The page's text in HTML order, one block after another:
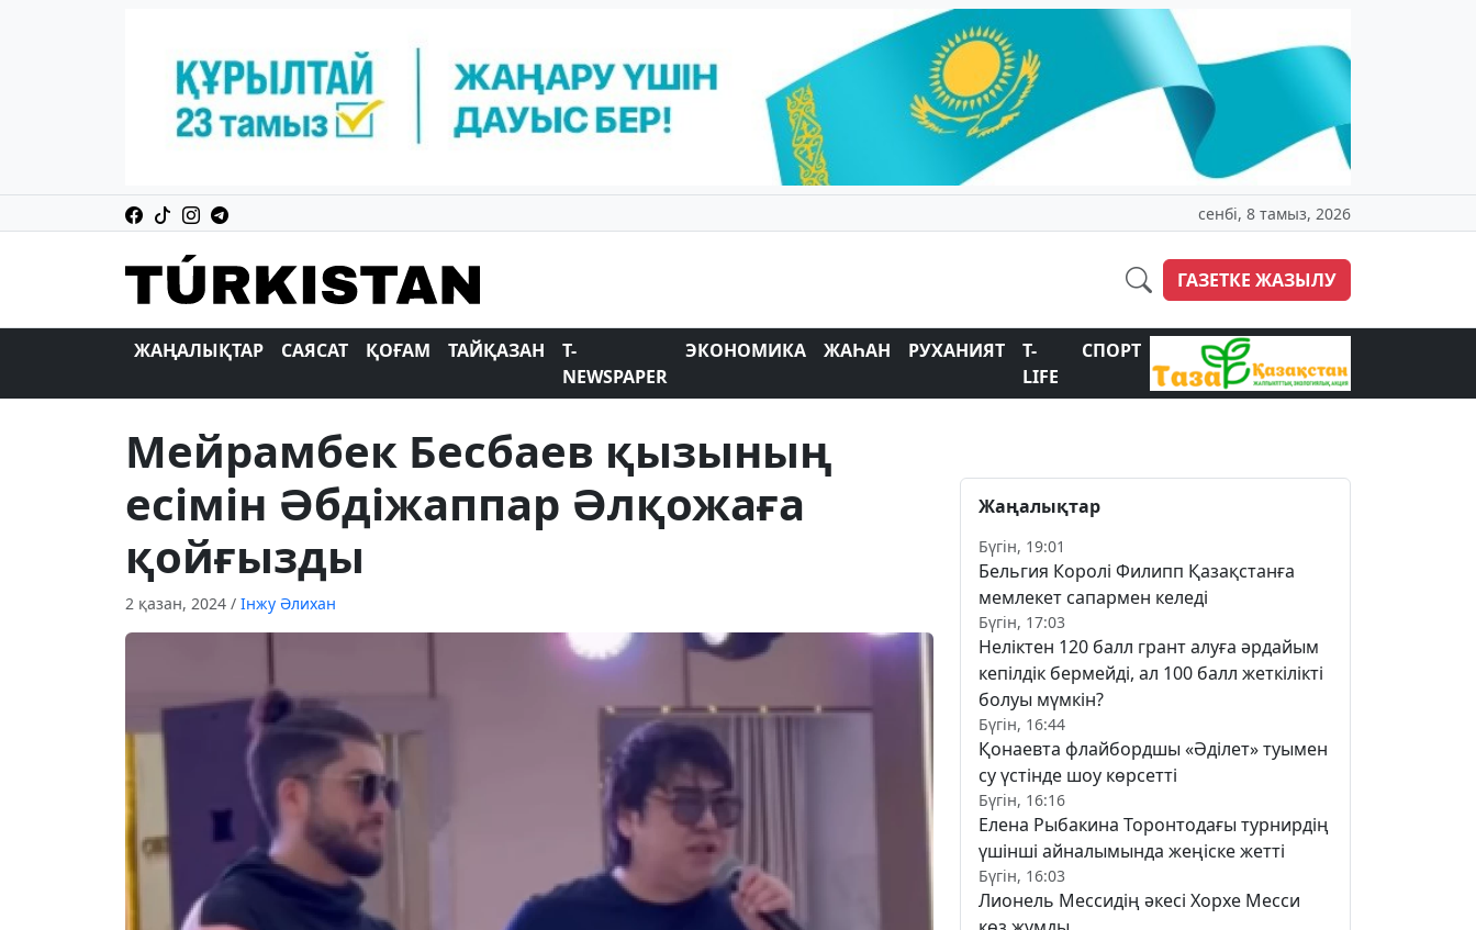
сенбі, 8 тамыз, 2026
ГАЗЕТКЕ ЖАЗЫЛУ
ЖАҢАЛЫҚТАР САЯСАТ ҚОҒАМ ТАЙҚАЗАН
T-
NEWSPAPER
ЭКОНОМИКА ЖАҺАН РУХАНИЯТ
T-
LIFE
СПОРТ
Мейрамбек Бесбаев қызының
есімін Әбдіжаппар Әлқожаға
қойғызды
2 қазан, 2024 / Інжу Әлихан
Жаңалықтар
Бүгін, 19:01
Бельгия Королі Филипп Қазақстанға
мемлекет сапармен келеді
Бүгін, 17:03
Неліктен 120 балл грант алуға әрдайым
кепілдік бермейді, ал 100 балл жеткілікті
болуы мүмкін?
Бүгін, 16:44
Қонаевта флайбордшы «Әділет» туымен
су үстінде шоу көрсетті
Бүгін, 16:16
Елена Рыбакина Торонтодағы турнирдің
үшінші айналымында жеңіске жетті
Бүгін, 16:03
Лионель Мессидің әкесі Хорхе Месси